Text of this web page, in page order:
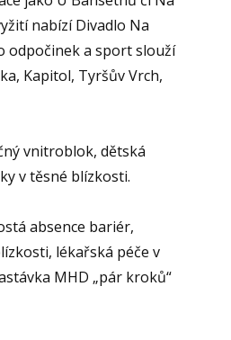
nabízí Divadlo Na
odpočinek a sport slouží
Kapitol, Tyršův Vrch,
vnitroblok, dětská
v těsné blízkosti.
absence bariér,
lékařská péče v
MHD „pár kroků“